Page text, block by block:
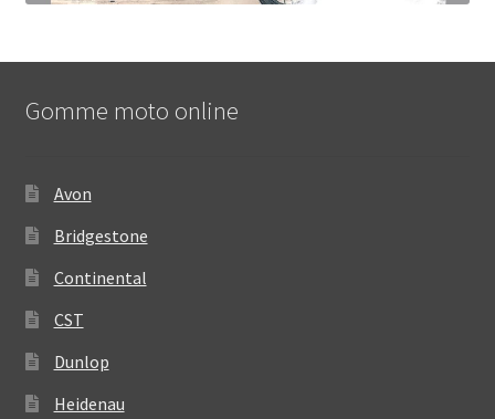
Gomme moto online
Avon
Bridgestone
Continental
CST
Dunlop
Heidenau